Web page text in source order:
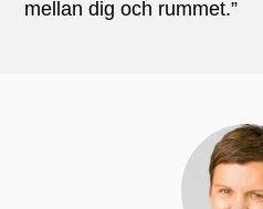
mellan dig och rummet.”